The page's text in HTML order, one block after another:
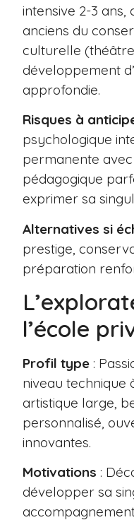
intensive 2-3
anciens du
culturelle
développement
approfondie.
Risques à
psychologique
permanente
pédagogique
exprimer sa
Alternatives si
prestige,
préparation
l’école
Profil type :
niveau technique
artistique large,
personnalisé,
innovantes.
Motivations :
développer sa